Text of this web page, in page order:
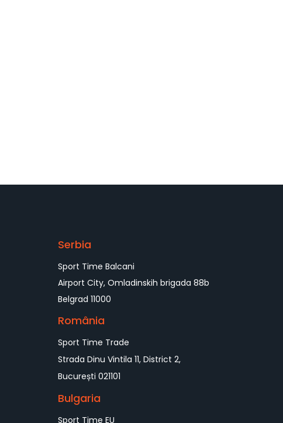
Serbia
Sport Time Balcani
Airport City, Omladinskih brigada 88b
Belgrad 11000
România
Sport Time Trade
Strada Dinu Vintila 11, District 2,
București 021101
Bulgaria
Sport Time EU